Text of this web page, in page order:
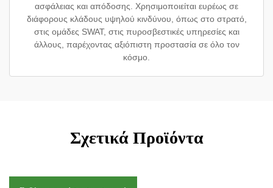
ασφάλειας και απόδοσης. Χρησιμοποιείται ευρέως σε
διάφορους κλάδους υψηλού κινδύνου, όπως στο στρατό,
στις ομάδες SWAT, στις πυροσβεστικές υπηρεσίες και
άλλους, παρέχοντας αξιόπιστη προστασία σε όλο τον
κόσμο.
Σχετικά Προϊόντα